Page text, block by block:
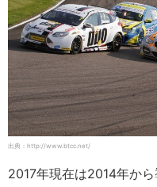
出典：http://www.btcc.net/
2017年現在は2014年か